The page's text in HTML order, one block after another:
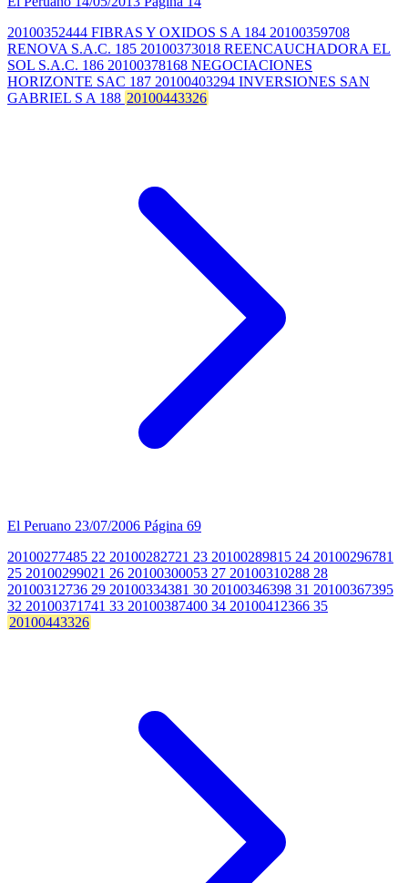
20100352444 FIBRAS Y OXIDOS S A 184 20100359708
RENOVA S.A.C. 185 20100373018 REENCAUCHADORA EL
SOL S.A.C. 186 20100378168 NEGOCIACIONES
HORIZONTE SAC 187 20100403294 INVERSIONES SAN
GABRIEL S A 188 20100443326
El Peruano 23/07/2006 Página 69
20100277485 22 20100282721 23 20100289815 24 20100296781
25 20100299021 26 20100300053 27 20100310288 28
20100312736 29 20100334381 30 20100346398 31 20100367395
32 20100371741 33 20100387400 34 20100412366 35
20100443326